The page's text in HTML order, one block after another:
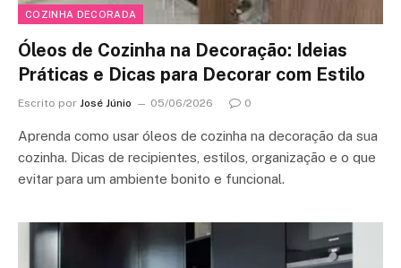
COZINHA DECORADA
Óleos de Cozinha na Decoração: Ideias
Práticas e Dicas para Decorar com Estilo
Escrito por José Júnio 05/06/2026 0
Aprenda como usar óleos de cozinha na decoração da sua
cozinha. Dicas de recipientes, estilos, organização e o que
evitar para um ambiente bonito e funcional.